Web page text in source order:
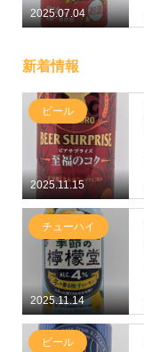
2025.07.04
新着情報
2025.11.15
ビール
2025.11.14
チューハイ
ビール